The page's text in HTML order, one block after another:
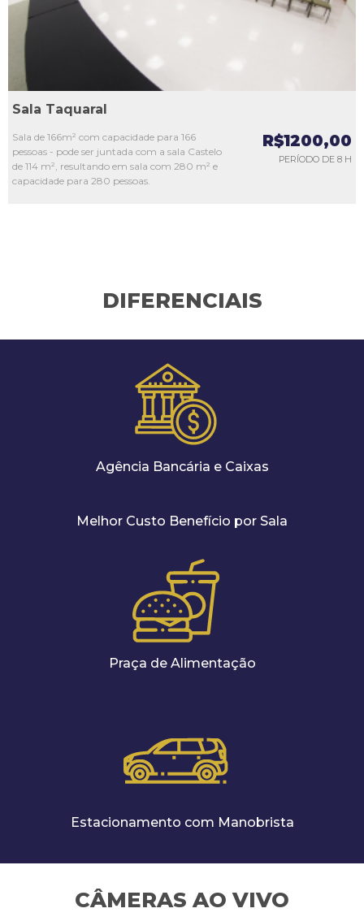
Sala Taquaral
Sala de 166m² com capacidade para 166
pessoas - pode ser juntada com a sala Castelo
de 114 m², resultando em sala com 280 m² e
capacidade para 280 pessoas.
R$1200,00
PERÍODO DE 8 H
DIFERENCIAIS
Agência Bancária e Caixas
Melhor Custo Benefício por Sala
Praça de Alimentação
Estacionamento com Manobrista
CÂMERAS AO VIVO